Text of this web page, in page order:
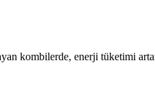
kombilerde, enerji tüketimi